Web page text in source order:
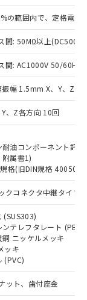
の範囲内で、定格電
間: 50MΩ以上(DC500V
間: AC1000V 50/60Hz
幅 1.5mm X、Y、Z各
Y、Z各方向 10回
油コンポーネント評
属書1)
格(旧DIN規格 40050
クコネクタ中継タイプ
(SUS303)
テレフタレート (PBT)
ニッケルメッキ
ッキ
(PVC)
ット、歯付座金
内デー
り、閲
よび標
とをご
はお客
当のオ
売員に
販売拠
ご確認
当社の
たは開
成サー
、I-Web
必要が
社にご
、当社
などや
下、 カド
ルヘキシ
ル酸ブチ
ジブチル
チル
に対する
超える意
、予定
。
へお問
カドミウ
ニルエーテ
タル酸ジ
ベンジ
てが基
有害物
影響を
お問
、外国
商品
輸出
、日本
取引許
は、完
されな
サイ
その他
に一切
売する
社は、
者が違
は、取
あり
につ
、ま
制御
ご確
況の